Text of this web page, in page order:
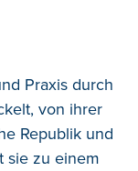
Praxis durch
von ihrer
Republik und
sie zu einem